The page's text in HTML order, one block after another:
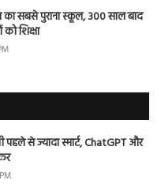
सबसे पुराना स्कूल, 300 साल बाद
को शिक्षा
पहले से ज्यादा स्मार्ट, ChatGPT और